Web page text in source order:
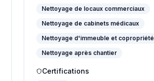
Nettoyage de locaux commerciaux
Nettoyage de cabinets médicaux
Nettoyage d'immeuble et copropriété
Nettoyage après chantier
Certifications